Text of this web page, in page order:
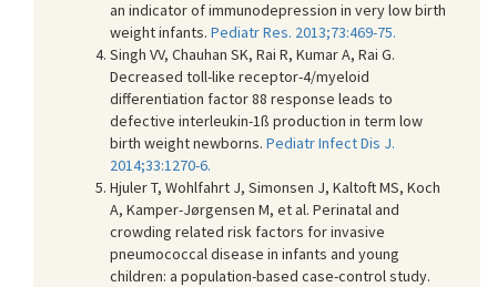
an indicator of immunodepression in very low birth
weight infants. Pediatr Res. 2013;73:469-75.
Singh VV, Chauhan SK, Rai R, Kumar A, Rai G.
Decreased toll-like receptor-4/myeloid
differentiation factor 88 response leads to
defective interleukin-1ß production in term low
birth weight newborns. Pediatr Infect Dis J.
2014;33:1270-6.
Hjuler T, Wohlfahrt J, Simonsen J, Kaltoft MS, Koch
A, Kamper-Jørgensen M, et al. Perinatal and
crowding related risk factors for invasive
pneumococcal disease in infants and young
children: a population-based case-control study.